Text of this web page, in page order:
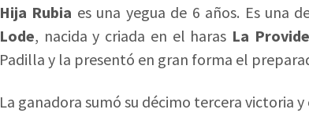
Hija Rubia es una yegua de 6 años. Es una
Lode, nacida y criada en el haras La
Padilla y la presentó en gran forma el
La ganadora sumó su décimo tercera victoria